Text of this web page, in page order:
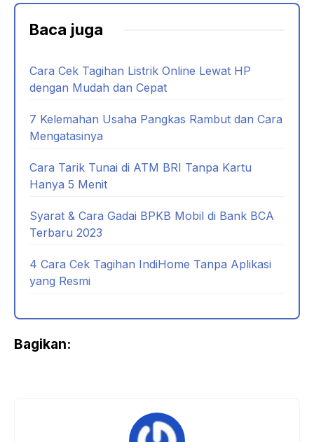
Baca juga
Cara Cek Tagihan Listrik Online Lewat HP
dengan Mudah dan Cepat
7 Kelemahan Usaha Pangkas Rambut dan Cara
Mengatasinya
Cara Tarik Tunai di ATM BRI Tanpa Kartu
Hanya 5 Menit
Syarat & Cara Gadai BPKB Mobil di Bank BCA
Terbaru 2023
4 Cara Cek Tagihan IndiHome Tanpa Aplikasi
yang Resmi
Bagikan: